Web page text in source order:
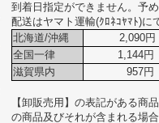
到着日指定ができません。予め
配送はヤマト運輸(ｸﾛﾈｺﾔﾏﾄ)に
北海道/沖縄
2,090円
全国一律
1,144円
滋賀県内
957円
【卸販売用】の表記がある商
の商品及びそれが含まれる場